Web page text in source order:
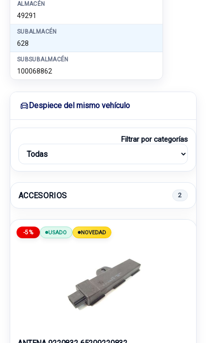
ALMACÉN
49291
SUBALMACÉN
628
SUBSUBALMACÉN
100068862
Despiece del mismo vehículo
Filtrar por categorías
ACCESORIOS 2
-5% USADO NOVEDAD